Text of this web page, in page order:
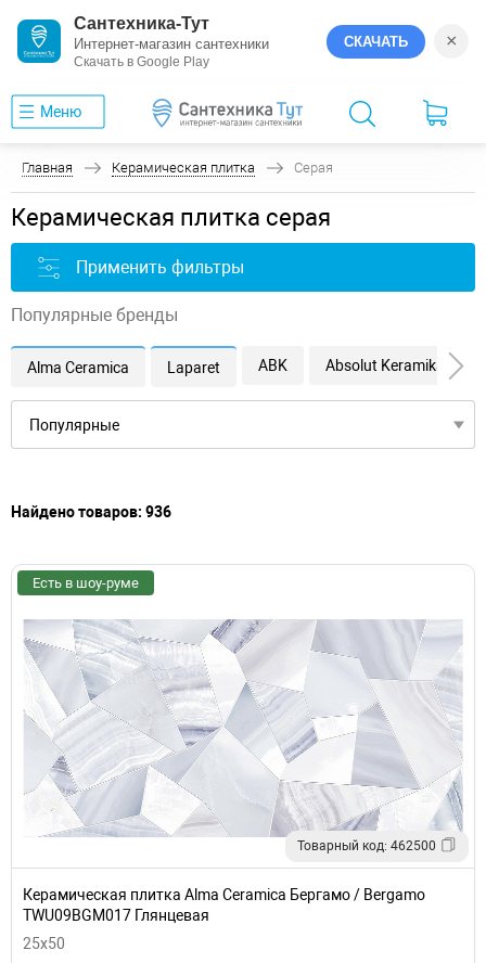
Сантехника-Тут
Интернет-магазин сантехники
Скачать в Google Play
СКАЧАТЬ ×
Меню
Главная Керамическая плитка Серая
Керамическая плитка серая
Применить фильтры
Популярные бренды
Alma Ceramica Laparet ABK Absolut Keramika
Найдено товаров: 936
Есть в шоу-руме
Товарный код: 462500
Керамическая плитка Alma Ceramica Бергамо / Bergamo
TWU09BGM017 Глянцевая
25x50